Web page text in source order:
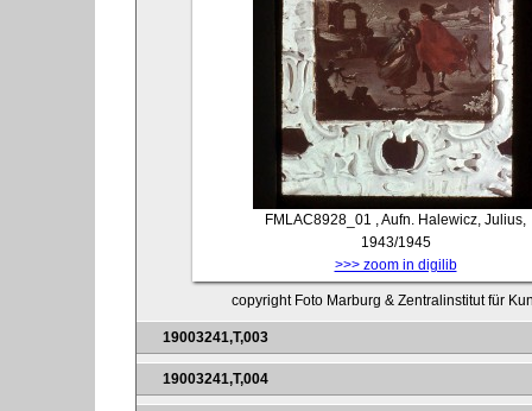
FMLAC8928_01 , Aufn. Halewicz, Julius,
1943/1945
>>> zoom in digilib
copyright Foto Marburg & Zentralinstitut für
19003241,T,003
19003241,T,004